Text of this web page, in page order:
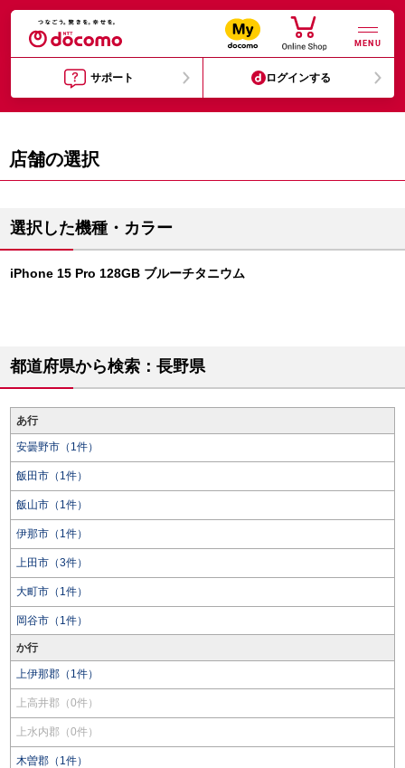
MENU
サポート ログインする
店舗の選択
選択した機種・カラー
iPhone 15 Pro 128GB ブルーチタニウム
都道府県から検索：長野県
あ行
安曇野市（1件）
飯田市（1件）
飯山市（1件）
伊那市（1件）
上田市（3件）
大町市（1件）
岡谷市（1件）
か行
上伊那郡（1件）
上高井郡（0件）
上水内郡（0件）
木曽郡（1件）